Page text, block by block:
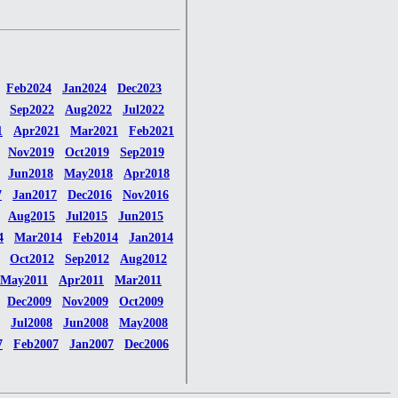
Feb2024 Jan2024
Dec2023
Sep2022 Aug2022
Jul2022
Apr2021 Mar2021
Feb2021
Nov2019 Oct2019
Sep2019
Jun2018 May2018
Apr2018
Jan2017 Dec2016
Nov2016
Aug2015 Jul2015
Jun2015
Mar2014 Feb2014
Jan2014
Oct2012 Sep2012
Aug2012
May2011 Apr2011
Mar2011
Dec2009 Nov2009
Oct2009
Jul2008 Jun2008
May2008
Feb2007 Jan2007
Dec2006